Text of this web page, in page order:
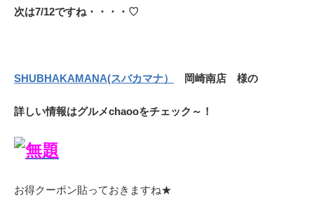
次は7/12ですね・・・・♡
SHUBHAKAMANA(スバカマナ） 岡崎南店 様の
詳しい情報はグルメchaooをチェック～！
お得クーポン貼っておきますね★